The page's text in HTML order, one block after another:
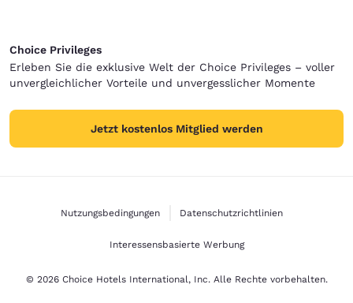
Choice Privileges
Erleben Sie die exklusive Welt der Choice Privileges – voller
unvergleichlicher Vorteile und unvergesslicher Momente
Jetzt kostenlos Mitglied werden
Nutzungsbedingungen Datenschutzrichtlinien
Interessensbasierte Werbung
© 2026 Choice Hotels International, Inc. Alle Rechte vorbehalten.